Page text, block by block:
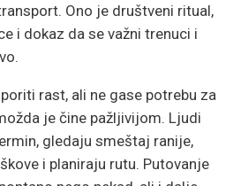
Ono je društveni ritual,
i dokaz da se važni trenuci i
rast, ali ne gase potrebu za
je čine pažljivijom. Ljudi
gledaju smeštaj ranije,
i planiraju rutu. Putovanje